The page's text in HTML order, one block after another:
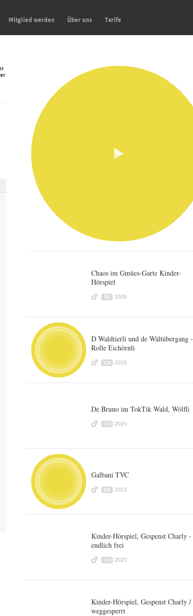
Mitglied werden Über uns Tarife
Chaos im Gmües-Garte Kinder-
Hörspiel
DE 2026
D Waldtierli und de Wältübergang -
Rolle Eichörnli
CH 2025
De Bruno im TokTik Wald, Wölfli
CH 2024
Galbani TVC
DE 2023
Kinder-Hörspiel, Gespenst Charly -
endlich frei
CH 2023
Kinder-Hörspiel, Gespenst Charly /
weggesperrt